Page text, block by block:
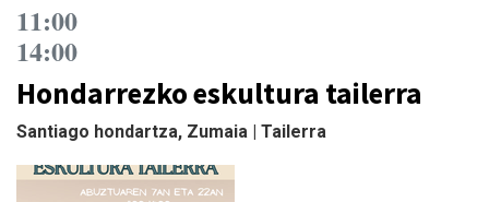
11:00
14:00
Hondarrezko eskultura tailerra
Santiago hondartza, Zumaia | Tailerra